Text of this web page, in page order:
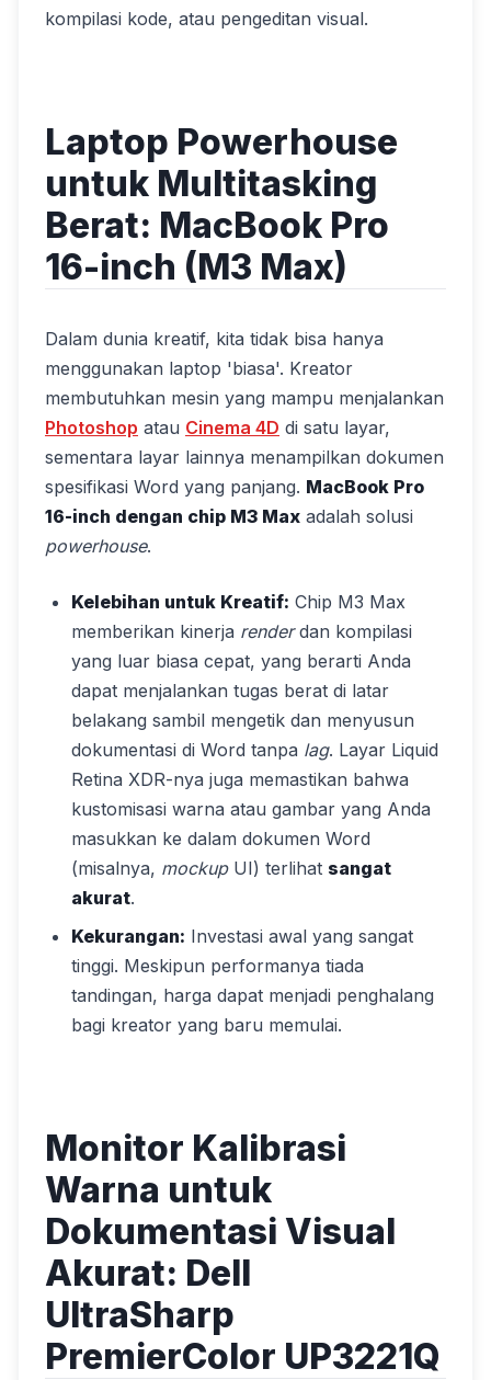
kompilasi kode, atau pengeditan visual.
Laptop Powerhouse
untuk Multitasking
Berat: MacBook Pro
16-inch (M3 Max)
Dalam dunia kreatif, kita tidak bisa hanya
menggunakan laptop 'biasa'. Kreator
membutuhkan mesin yang mampu menjalankan
Photoshop atau Cinema 4D di satu layar,
sementara layar lainnya menampilkan dokumen
spesifikasi Word yang panjang. MacBook Pro
16-inch dengan chip M3 Max adalah solusi
powerhouse.
Kelebihan untuk Kreatif: Chip M3 Max
memberikan kinerja renderdan kompilasi
yang luar biasa cepat, yang berarti Anda
dapat menjalankan tugas berat di latar
belakang sambil mengetik dan menyusun
dokumentasi di Word tanpa lag. Layar Liquid
Retina XDR-nya juga memastikan bahwa
kustomisasi warna atau gambar yang Anda
masukkan ke dalam dokumen Word
(misalnya, mockupUI) terlihat sangat
akurat.
Kekurangan: Investasi awal yang sangat
tinggi. Meskipun performanya tiada
tandingan, harga dapat menjadi penghalang
bagi kreator yang baru memulai.
Monitor Kalibrasi
Warna untuk
Dokumentasi Visual
Akurat: Dell
UltraSharp
PremierColor UP3221Q